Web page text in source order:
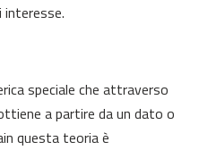
speciale che attraverso
a partire da un dato o
questa teoria è